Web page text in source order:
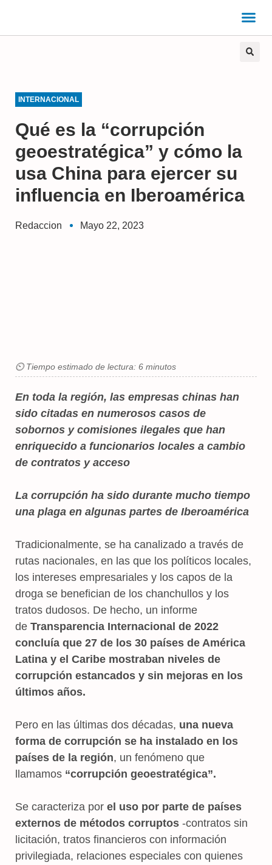
INTERNACIONAL
Qué es la “corrupción
geoestratégica” y cómo la
usa China para ejercer su
influencia en Iberoamérica
Redaccion Mayo 22, 2023
⏲ Tiempo estimado de lectura: 6 minutos
En toda la región, las empresas chinas han
sido citadas en numerosos casos de
sobornos y comisiones ilegales que han
enriquecido a funcionarios locales a cambio
de contratos y acceso
La corrupción ha sido durante mucho tiempo
una plaga en algunas partes de Iberoamérica
Tradicionalmente, se ha canalizado a través de
rutas nacionales, en las que los políticos locales,
los intereses empresariales y los capos de la
droga se benefician de los chanchullos y los
tratos dudosos. De hecho, un informe
de Transparencia Internacional de 2022
concluía que 27 de los 30 países de América
Latina y el Caribe mostraban niveles de
corrupción estancados y sin mejoras en los
últimos años.
Pero en las últimas dos décadas, una nueva
forma de corrupción se ha instalado en los
países de la región, un fenómeno que
llamamos “corrupción geoestratégica”.
Se caracteriza por el uso por parte de países
externos de métodos corruptos -contratos sin
licitación, tratos financieros con información
privilegiada, relaciones especiales con quienes